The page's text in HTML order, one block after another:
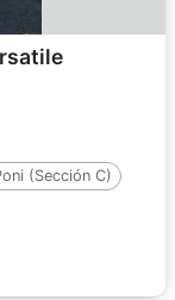
(Sección C)